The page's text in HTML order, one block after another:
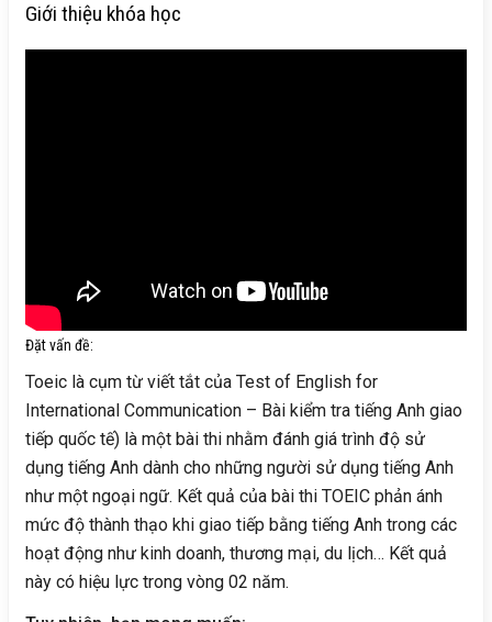
Giới thiệu khóa học
Đặt vấn đề:
Toeic là cụm từ viết tắt của Test of English for
International Communication – Bài kiểm tra tiếng Anh giao
tiếp quốc tế) là một bài thi nhằm đánh giá trình độ sử
dụng tiếng Anh dành cho những người sử dụng tiếng Anh
như một ngoại ngữ. Kết quả của bài thi TOEIC phản ánh
mức độ thành thạo khi giao tiếp bằng tiếng Anh trong các
hoạt động như kinh doanh, thương mại, du lịch… Kết quả
này có hiệu lực trong vòng 02 năm.